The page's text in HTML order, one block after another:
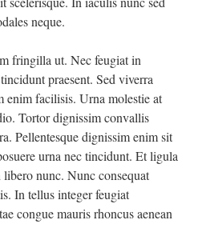
neque.
fringilla ut. Nec feugiat in
praesent. Sed viverra
enim facilisis. Urna molestie at
Tortor dignissim convallis
Pellentesque dignissim enim sit
urna nec tincidunt. Et ligula
nunc. Nunc consequat
In tellus integer feugiat
congue mauris rhoncus aenean